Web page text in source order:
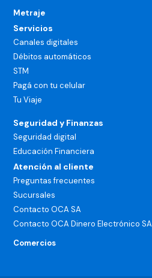
Metraje
Servicios
Canales digitales
Débitos automáticos
STM
Pagá con tu celular
Tu Viaje
Seguridad y Finanzas
Seguridad digital
Educación Financiera
Atención al cliente
Preguntas frecuentes
Sucursales
Contacto OCA SA
Contacto OCA Dinero Electrónico SA
Comercios